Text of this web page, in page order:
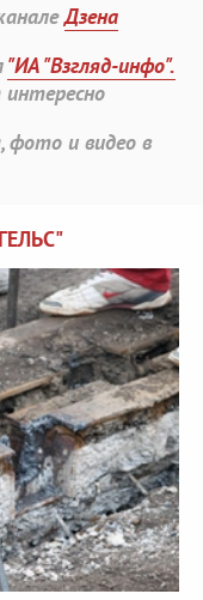
Дзена
"ИА "Взгляд-инфо".
фото и видео в